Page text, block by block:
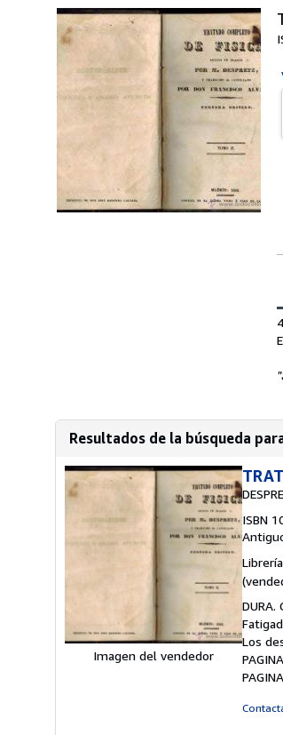
Resultados de la búsqueda
Imagen del vendedor
ISBN
Los